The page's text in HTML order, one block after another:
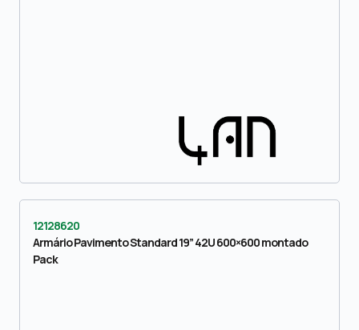
12128620
Armário Pavimento Standard 19” 42U 600×600 montado
Pack